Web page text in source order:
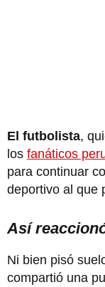
El futbolista,
los fanáticos
para continuar
deportivo al que
Así
Ni bien pisó
compartió una